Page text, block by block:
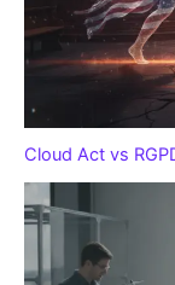
Cloud Act vs